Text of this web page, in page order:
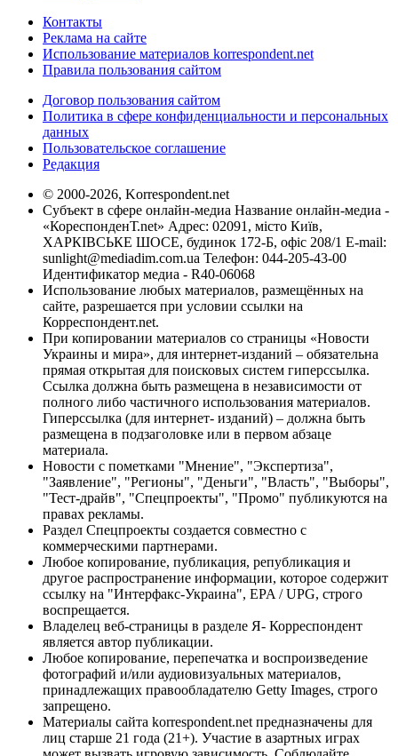
Контакты
Реклама на сайте
Использование материалов korrespondent.net
Правила пользования сайтом
Договор пользования сайтом
Политика в сфере конфиденциальности и персональных
данных
Пользовательское соглашение
Редакция
© 2000-2026, Korrespondent.net
Субъект в сфере онлайн-медиа Название онлайн-медиа -
«КореспонденТ.net» Адрес: 02091, місто Київ,
ХАРКІВСЬКЕ ШОСЕ, будинок 172-Б, офіс 208/1 E-mail:
sunlight@mediadim.com.ua Телефон: 044-205-43-00
Идентификатор медиа - R40-06068
Использование любых материалов, размещённых на
сайте, разрешается при условии ссылки на
Корреспондент.net.
При копировании материалов со страницы «Новости
Украины и мира», для интернет-изданий – обязательна
прямая открытая для поисковых систем гиперссылка.
Ссылка должна быть размещена в независимости от
полного либо частичного использования материалов.
Гиперссылка (для интернет- изданий) – должна быть
размещена в подзаголовке или в первом абзаце
материала.
Новости с пометками "Мнение", "Экспертиза",
"Заявление", "Регионы", "Деньги", "Власть", "Выборы",
"Тест-драйв", "Спецпроекты", "Промо" публикуются на
правах рекламы.
Раздел Спецпроекты создается совместно с
коммерческими партнерами.
Любое копирование, публикация, републикация и
другое распространение информации, которое содержит
ссылку на "Интерфакс-Украина", EPA / UPG, строго
воспрещается.
Владелец веб-страницы в разделе Я- Корреспондент
является автор публикации.
Любое копирование, перепечатка и воспроизведение
фотографий и/или аудиовизуальных материалов,
принадлежащих правообладателю Getty Images, строго
запрещено.
Материалы сайта korrespondent.net предназначены для
лиц старше 21 года (21+). Участие в азартных играх